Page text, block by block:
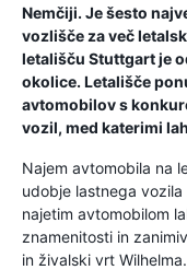
Nemčiji. Je šesto
vozlišče za več
letališču Stuttgart je
okolice. Letališče
avtomobilov s
vozil, med katerimi
Najem avtomobila na
udobje lastnega
najetim avtomobilom
znamenitosti in
in živalski vrt